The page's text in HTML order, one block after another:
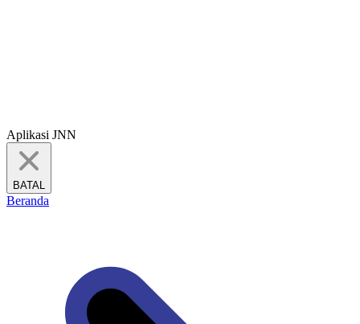
Aplikasi JNN
BATAL
Beranda